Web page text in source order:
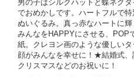
男の子はシルクハットと蝶ネク
でおめかしです。ハートフルで
ぬいぐるみ。真っ赤なハートに
みんなをHAPPYにさせる、POP
紙。クレヨン画のような優しい
顔がみんなを幸せに！★結婚式、
クリスマスなどのお祝いに！